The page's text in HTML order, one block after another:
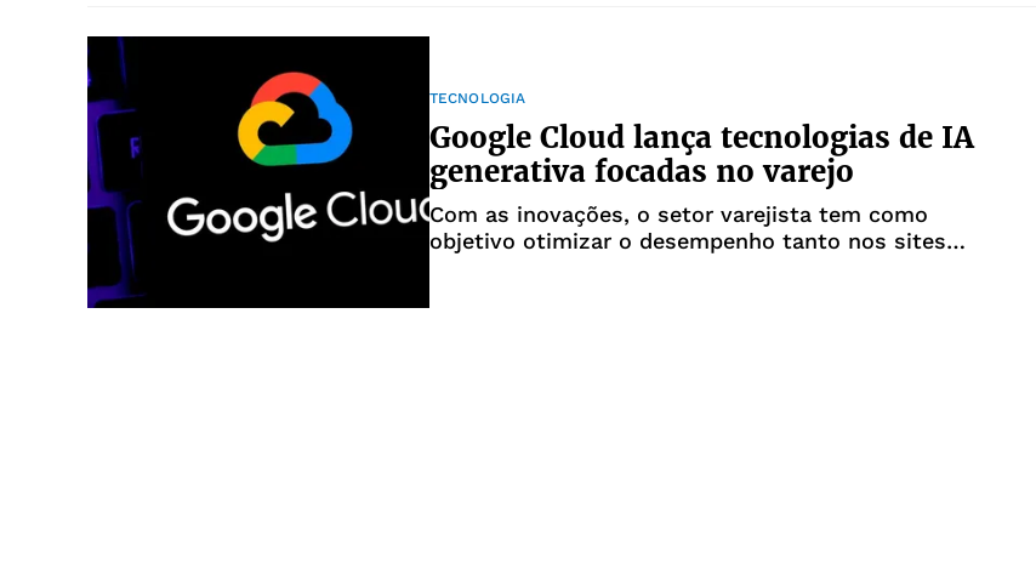
TECNOLOGIA
Google Cloud lança tecnologias de IA
generativa focadas no varejo
Com as inovações, o setor varejista tem como
objetivo otimizar o desempenho tanto nos sites